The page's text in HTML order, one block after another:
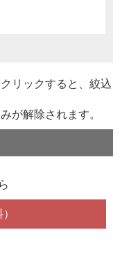
リックすると、絞込
が解除されます。